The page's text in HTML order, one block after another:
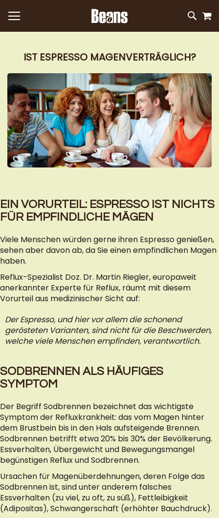
DIREKT
ZUM
INHALT
IST ESPRESSO MAGENVERTRÄGLICH?
EIN VORURTEIL: ESPRESSO IST NICHTS
FÜR EMPFINDLICHE MÄGEN
Viele Menschen würden gerne ihren Espresso genießen,
sehen aber davon ab, da Sie einen empfindlichen Magen
haben.
Reflux-Spezialist Doz. Dr. Martin Riegler, europaweit
anerkannter Experte für Reflux, räumt mit diesem
Vorurteil aus medizinischer Sicht auf:
Der Espresso, und hier vor allem die schonend
gerösteten Varianten, sind nicht für die Beschwerden,
welche viele Menschen empfinden, verantwortlich.
SODBRENNEN ALS HÄUFIGES
SYMPTOM
Der Begriff Sodbrennen bezeichnet das wichtigste
Symptom der Refluxkrankheit: das vom Magen hinter
dem Brustbein bis in den Hals aufsteigende Brennen.
Sodbrennen betrifft etwa 20% bis 30% der Bevölkerung.
Essverhalten, Übergewicht und Bewegungsmangel
begünstigen Reflux und Sodbrennen.
Ursachen für Magenüberdehnungen, deren Folge das
Sodbrennen ist, sind unter anderem falsches
Essverhalten (zu viel, zu oft, zu süß), Fettleibigkeit
(Adipositas), Schwangerschaft (erhöhter Bauchdruck).